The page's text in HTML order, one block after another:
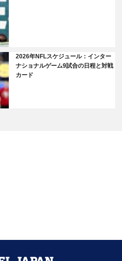
2026年NFLスケジュール：インター
ナショナルゲーム9試合の日程と対戦
カード